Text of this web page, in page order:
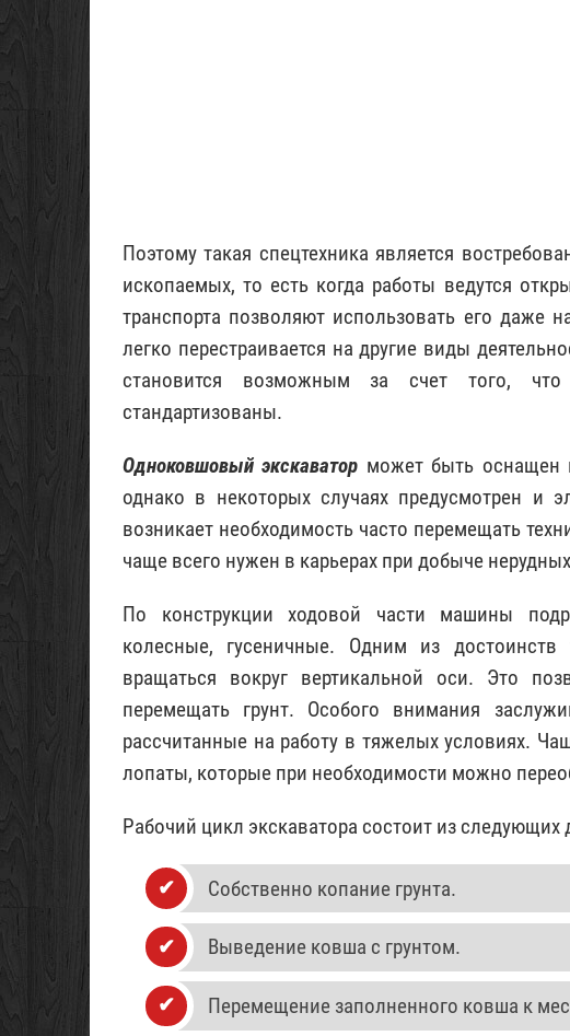
Поэтому такая спецтехника является
ископаемых, то есть когда работы ведутся
транспорта позволяют использовать его даже
легко перестраивается на другие виды
становится возможным за счет того,
стандартизованы.
Одноковшовый экскаватор может быть оснащен
однако в некоторых случаях предусмотрен и
возникает необходимость часто перемещать
чаще всего нужен в карьерах при добыче
По конструкции ходовой части машины
колесные, гусеничные. Одним из
вращаться вокруг вертикальной оси. Это
перемещать грунт. Особого внимания
рассчитанные на работу в тяжелых условиях.
лопаты, которые при необходимости можно
Рабочий цикл экскаватора состоит из следующих
Собственно копание грунта.
Выведение ковша с грунтом.
Перемещение заполненного ковша к